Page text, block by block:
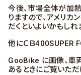
今後、市場全体が加
りますので、アメリ
だくといよいかもしれ
他にＣＢ400SUPER
GooBike に画像、車
あるときにご覧いただ